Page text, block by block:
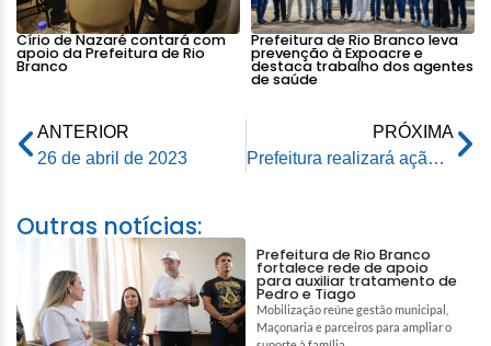
Círio de Nazaré contará com
apoio da Prefeitura de Rio
Branco
Prefeitura de Rio Branco leva
prevenção à Expoacre e
destaca trabalho dos agentes
de saúde
ANTERIOR
26 de abril de 2023
PRÓXIMA
Prefeitura realizará ação alusiva ao Dia Mundial de Combate à Malária
Outras notícias:
Prefeitura de Rio Branco
fortalece rede de apoio
para auxiliar tratamento de
Pedro e Tiago
Mobilização reúne gestão municipal,
Maçonaria e parceiros para ampliar o